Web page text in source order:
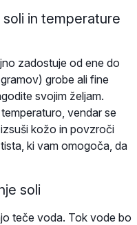
in temperature
zadostuje od ene do
grobe ali fine
svojim željam.
vendar se
kožo in povzroči
ki vam omogoča, da
soli
teče voda. Tok vode bo